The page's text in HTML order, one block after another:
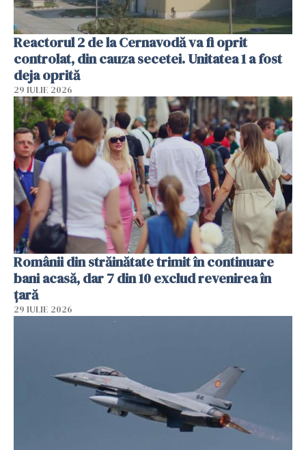
Reactorul 2 de la Cernavodă va fi oprit
controlat, din cauza secetei. Unitatea 1 a fost
deja oprită
29 IULIE 2026
Românii din străinătate trimit în continuare
bani acasă, dar 7 din 10 exclud revenirea în
țară
29 IULIE 2026